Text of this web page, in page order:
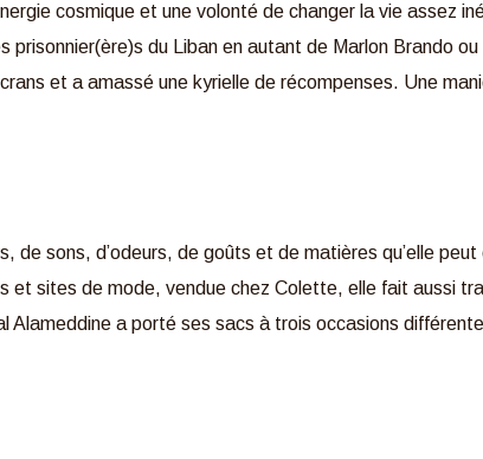
cosmique et une volonté de changer la vie assez
du Liban en autant de Marlon Brando
et a amassé une kyrielle de récompenses. Une
de sons, d’odeurs, de goûts et de matières qu’elle
et sites de mode, vendue chez Colette, elle fait aussi
Alameddine a porté ses sacs à trois occasions